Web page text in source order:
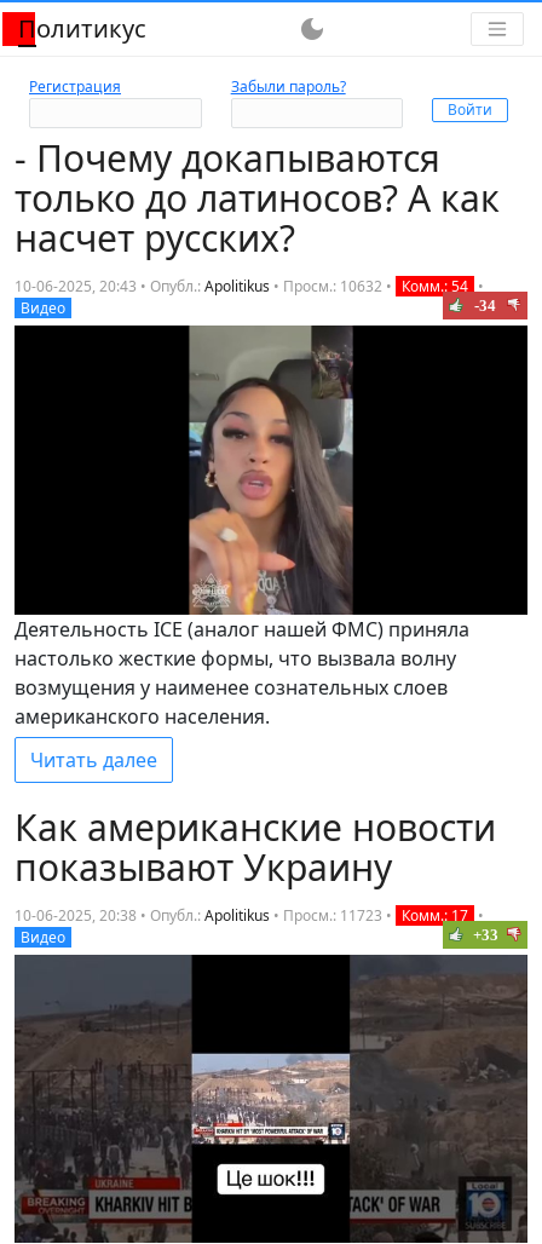
Политикус dark_mode
Регистрация Забыли пароль?
- Почему докапываются
только до латиносов? А как
насчет русских?
10-06-2025, 20:43 • Опубл.:Apolitikus • Просм.: 10632 • Комм.: 54 •
Видео
-34
Деятельность ICE (аналог нашей ФМС) приняла
настолько жесткие формы, что вызвала волну
возмущения у наименее сознательных слоев
американского населения.
Читать далее
Как американские новости
показывают Украину
10-06-2025, 20:38 • Опубл.:Apolitikus • Просм.: 11723 • Комм.: 17 •
Видео
+33